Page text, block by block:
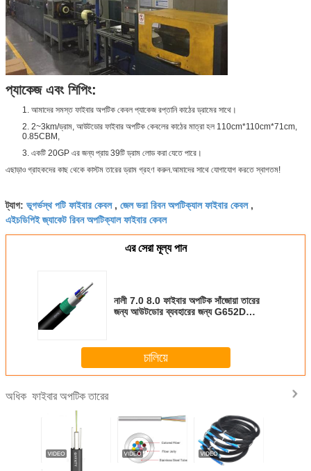
প্যাকেজ এবং শিপিং:
1. আমাদের সমস্ত ফাইবার অপটিক কেবল প্যাকেজ রপ্তানি কাঠের ড্রামের সাথে।
2. 2~3km/ড্রাম, আউটডোর ফাইবার অপটিক কেবলের কাঠের মাত্রা হল 110cm*110cm*71cm,
0.85CBM,
3. একটি 20GP এর জন্য প্রায় 39টি ড্রাম লোড করা যেতে পারে।
এছাড়াও গ্রাহকদের কাছ থেকে কাস্টম তারের ড্রাম গ্রহণ করুন.আমাদের সাথে যোগাযোগ করতে স্বাগতম!
ট্যাগ: ভূগর্ভস্থ পটি ফাইবার কেবল, জেল ভরা রিবন অপটিক্যাল ফাইবার কেবল,
এইচডিপিই জ্যাকেট রিবন অপটিক্যাল ফাইবার কেবল
এর সেরা মূল্য পান
নালী 7.0 8.0 ফাইবার অপটিক সাঁজোয়া তারের
জন্য আউটডোর ব্যবহারের জন্য G652D
চালিয়ে
অধিক ফাইবার অপটিক তারের